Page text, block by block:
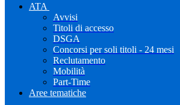
ATA
Avvisi
Titoli di accesso
DSGA
Concorsi per soli titoli - 24 mesi
Reclutamento
Mobilità
Part-Time
Aree tematiche